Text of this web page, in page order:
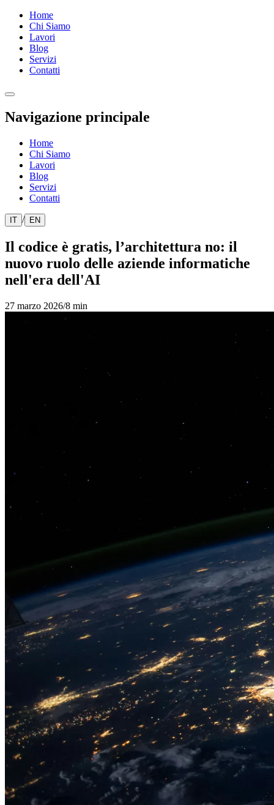
Home
Chi Siamo
Lavori
Blog
Servizi
Contatti
Navigazione principale
Home
Chi Siamo
Lavori
Blog
Servizi
Contatti
IT / EN
Il codice è gratis, l’architettura no: il
nuovo ruolo delle aziende informatiche
nell'era dell'AI
27 marzo 2026/8 min